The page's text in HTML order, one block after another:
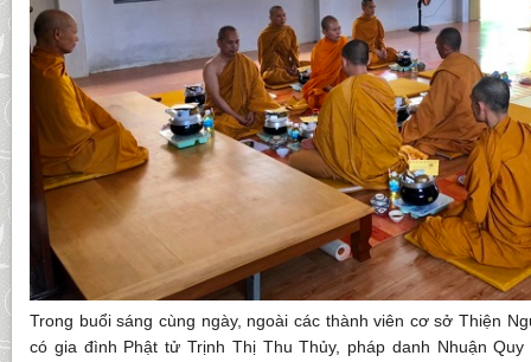
Trong buổi sáng cùng ngày, ngoài các thành viên cơ sở Thiện
có gia đình Phật tử Trịnh Thị Thu Thủy, pháp danh Nhuận